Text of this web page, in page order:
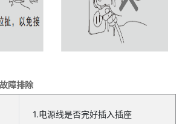
障排除
1.电源线是否完好插入插座